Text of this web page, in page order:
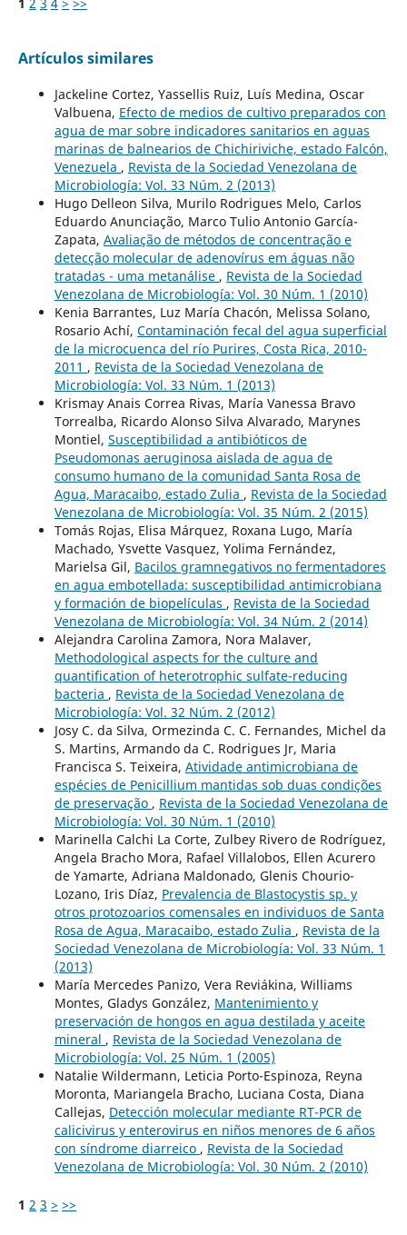
Artículos similares
Jackeline Cortez, Yassellis Ruiz, Luís Medina, Oscar
Valbuena, Efecto de medios de cultivo preparados con
agua de mar sobre indicadores sanitarios en aguas
marinas de balnearios de Chichiriviche, estado Falcón,
Venezuela , Revista de la Sociedad Venezolana de
Microbiología: Vol. 33 Núm. 2 (2013)
Hugo Delleon Silva, Murilo Rodrigues Melo, Carlos
Eduardo Anunciação, Marco Tulio Antonio García-
Zapata, Avaliação de métodos de concentração e
detecção molecular de adenovírus em águas não
tratadas - uma metanálise , Revista de la Sociedad
Venezolana de Microbiología: Vol. 30 Núm. 1 (2010)
Kenia Barrantes, Luz María Chacón, Melissa Solano,
Rosario Achí, Contaminación fecal del agua superficial
de la microcuenca del río Purires, Costa Rica, 2010-
2011 , Revista de la Sociedad Venezolana de
Microbiología: Vol. 33 Núm. 1 (2013)
Krismay Anais Correa Rivas, María Vanessa Bravo
Torrealba, Ricardo Alonso Silva Alvarado, Marynes
Montiel, Susceptibilidad a antibióticos de
Pseudomonas aeruginosa aislada de agua de
consumo humano de la comunidad Santa Rosa de
Agua, Maracaibo, estado Zulia , Revista de la Sociedad
Venezolana de Microbiología: Vol. 35 Núm. 2 (2015)
Tomás Rojas, Elisa Márquez, Roxana Lugo, María
Machado, Ysvette Vasquez, Yolima Fernández,
Marielsa Gil, Bacilos gramnegativos no fermentadores
en agua embotellada: susceptibilidad antimicrobiana
y formación de biopelículas , Revista de la Sociedad
Venezolana de Microbiología: Vol. 34 Núm. 2 (2014)
Alejandra Carolina Zamora, Nora Malaver,
Methodological aspects for the culture and
quantification of heterotrophic sulfate-reducing
bacteria , Revista de la Sociedad Venezolana de
Microbiología: Vol. 32 Núm. 2 (2012)
Josy C. da Silva, Ormezinda C. C. Fernandes, Michel da
S. Martins, Armando da C. Rodrigues Jr, Maria
Francisca S. Teixeira, Atividade antimicrobiana de
espécies de Penicillium mantidas sob duas condições
de preservação , Revista de la Sociedad Venezolana de
Microbiología: Vol. 30 Núm. 1 (2010)
Marinella Calchi La Corte, Zulbey Rivero de Rodríguez,
Angela Bracho Mora, Rafael Villalobos, Ellen Acurero
de Yamarte, Adriana Maldonado, Glenis Chourio-
Lozano, Iris Díaz, Prevalencia de Blastocystis sp. y
otros protozoarios comensales en individuos de Santa
Rosa de Agua, Maracaibo, estado Zulia , Revista de la
Sociedad Venezolana de Microbiología: Vol. 33 Núm. 1
(2013)
María Mercedes Panizo, Vera Reviákina, Williams
Montes, Gladys González, Mantenimiento y
preservación de hongos en agua destilada y aceite
mineral , Revista de la Sociedad Venezolana de
Microbiología: Vol. 25 Núm. 1 (2005)
Natalie Wildermann, Leticia Porto-Espinoza, Reyna
Moronta, Mariangela Bracho, Luciana Costa, Diana
Callejas, Detección molecular mediante RT-PCR de
calicivirus y enterovirus en niños menores de 6 años
con síndrome diarreico , Revista de la Sociedad
Venezolana de Microbiología: Vol. 30 Núm. 2 (2010)
1 2 3 > >>